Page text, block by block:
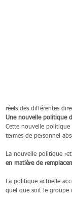
réels des différentes
Une nouvelle politique
Cette nouvelle
termes de personnel
La nouvelle politique
en matière de
La politique actuelle
quel que soit le groupe